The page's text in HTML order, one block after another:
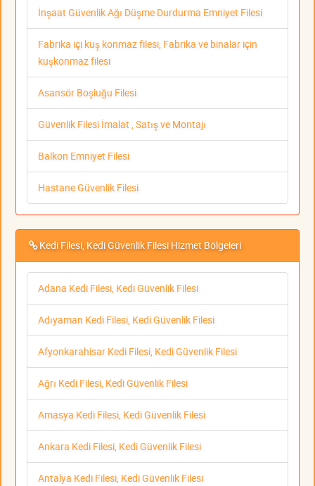
İnşaat Güvenlik Ağı Düşme Durdurma Emniyet Filesi
Fabrika içi kuş konmaz filesi, Fabrika ve binalar için
kuşkonmaz filesi
Asansör Boşluğu Filesi
Güvenlik Filesi İmalat , Satış ve Montajı
Balkon Emniyet Filesi
Hastane Güvenlik Filesi
Kedi Filesi, Kedi Güvenlik Filesi Hizmet Bölgeleri
Adana Kedi Filesi, Kedi Güvenlik Filesi
Adıyaman Kedi Filesi, Kedi Güvenlik Filesi
Afyonkarahisar Kedi Filesi, Kedi Güvenlik Filesi
Ağrı Kedi Filesi, Kedi Güvenlik Filesi
Amasya Kedi Filesi, Kedi Güvenlik Filesi
Ankara Kedi Filesi, Kedi Güvenlik Filesi
Antalya Kedi Filesi, Kedi Güvenlik Filesi